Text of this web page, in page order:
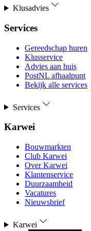
Klusadvies
Services
Gereedschap huren
Klusservice
Advies aan huis
PostNL afhaalpunt
Bekijk alle services
Services
Karwei
Bouwmarkten
Club Karwei
Over Karwei
Klantenservice
Duurzaamheid
Vacatures
Nieuwsbrief
Karwei